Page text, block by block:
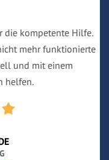
die kompetente Hilfe.
mehr funktionierte
und mit einem
helfen.